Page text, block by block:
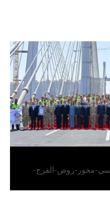
يفتتح محور روض الفرج
مصر
محور-روض-الفرج-